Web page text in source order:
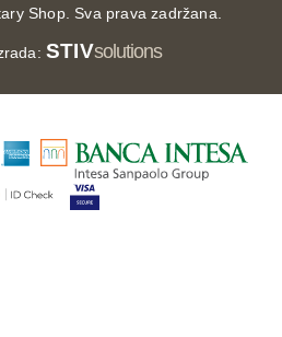
Shop. Sva prava zadržana.
STIVsolutions